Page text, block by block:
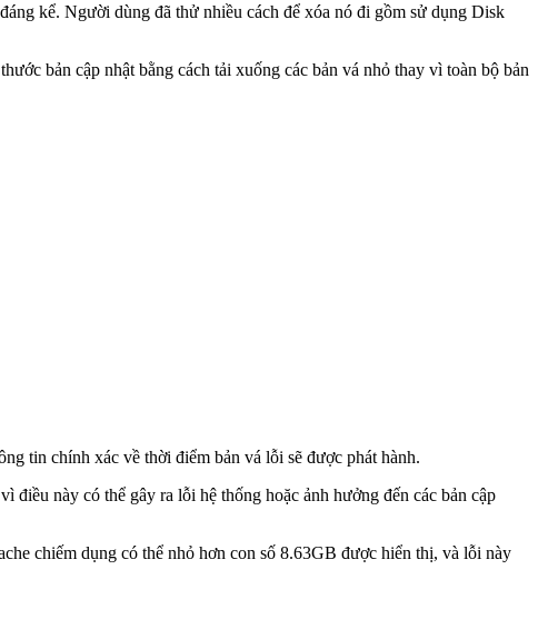
kể. Người dùng đã thử nhiều cách để xóa nó đi gồm sử dụng Disk
bản cập nhật bằng cách tải xuống các bản vá nhỏ thay vì toàn bộ bản
tin chính xác về thời điểm bản vá lỗi sẽ được phát hành.
này có thể gây ra lỗi hệ thống hoặc ảnh hưởng đến các bản cập
chiếm dụng có thể nhỏ hơn con số 8.63GB được hiển thị, và lỗi này